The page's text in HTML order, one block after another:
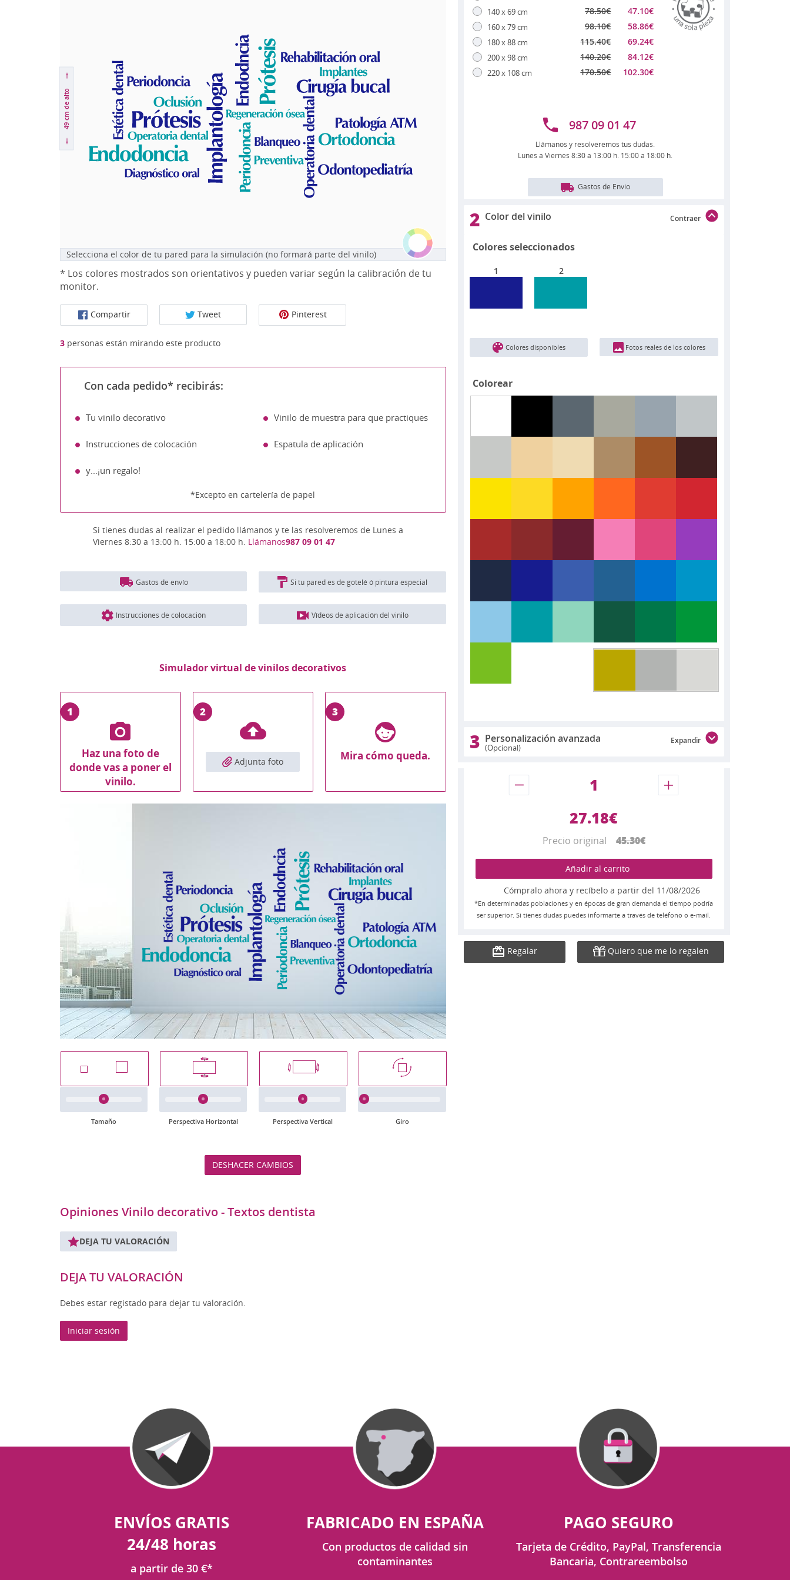
49 cm
de alto
Selecciona el color de tu pared para la simulación (no formará parte del vinilo)
* Los colores mostrados son orientativos y pueden variar según la calibración de tu
monitor.
Compartir Tweet Pinterest
3 personas están mirando este producto
Con cada pedido* recibirás:
Tu vinilo decorativo Vinilo de muestra para que practiques
Instrucciones de colocación Espatula de aplicación
y...¡un regalo!
*Excepto en cartelería de papel
Si tienes dudas al realizar el pedido llámanos y te las resolveremos de Lunes a
Viernes 8:30 a 13:00 h. 15:00 a 18:00 h. Llámanos987 09 01 47
Gastos de envío Si tu pared es de gotelé ó pintura especial
Instrucciones de colocación Vídeos de aplicación del vinilo
Simulador virtual de vinilos decorativos
1
Haz una foto de
donde vas a poner el
vinilo.
2
Adjunta foto
3
Mira cómo queda.
Tamaño Perspectiva Horizontal Perspectiva Vertical Giro
DESHACER CAMBIOS
Opiniones Vinilo decorativo - Textos dentista
DEJA TU VALORACIÓN
DEJA TU VALORACIÓN
Debes estar registado para dejar tu valoración.
Iniciar sesión
140 x 69 cm
160 x 79 cm
180 x 88 cm
200 x 98 cm
220 x 108 cm
78.50€
98.10€
115.40€
140.20€
170.50€
47.10€
58.86€
69.24€
84.12€
102.30€
987 09 01 47
Llámanos y resolveremos tus dudas.
Lunes a Viernes 8:30 a 13:00 h. 15:00 a 18:00 h.
Gastos de Envío
2 Color del vinilo Contraer
Colores seleccionados
1 2
Colores disponibles Fotos reales de los colores
Colorear
3 Personalización avanzada
(Opcional)
Expandir
27.18€
Precio original 45.30€
Añadir al carrito
Cómpralo ahora y recíbelo a partir del 11/08/2026
*En determinadas poblaciones y en épocas de gran demanda el tiempo podría
ser superior. Si tienes dudas puedes informarte a través de teléfono o e-mail.
Regalar Quiero que me lo regalen
ENVÍOS GRATIS
24/48 horas
a partir de 30 €*
FABRICADO EN ESPAÑA
Con productos de calidad sin
contaminantes
PAGO SEGURO
Tarjeta de Crédito, PayPal, Transferencia
Bancaria, Contrareembolso